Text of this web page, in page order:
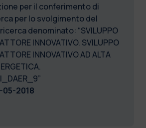
per il conferimento di
per lo svolgimento del
denominato: “SVILUPPO
INNOVATIVO. SVILUPPO
INNOVATIVO AD ALTA
05-2018